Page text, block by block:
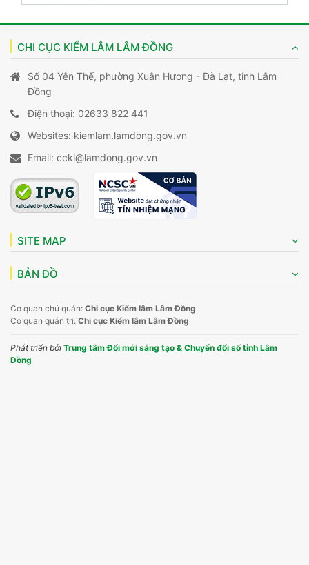
CHI CỤC KIỂM LÂM LÂM ĐỒNG
Số 04 Yên Thế, phường Xuân Hương - Đà Lạt, tỉnh Lâm
Đồng
Điện thoại: 02633 822 441
Websites: kiemlam.lamdong.gov.vn
Email: cckl@lamdong.gov.vn
SITE MAP
BẢN ĐỒ
Cơ quan chủ quản: Chi cục Kiểm lâm Lâm Đồng
Cơ quan quản trị: Chi cục Kiểm lâm Lâm Đồng
Phát triển bởi Trung tâm Đổi mới sáng tạo & Chuyển đổi số tỉnh Lâm
Đồng